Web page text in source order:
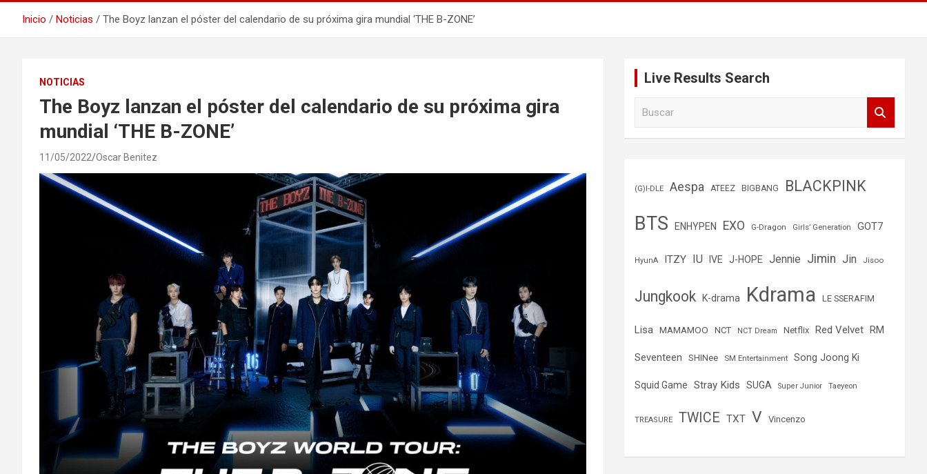
Inicio Noticias The Boyz lanzan el póster del calendario de su próxima gira mundial ‘THE B-ZONE’
NOTICIAS
The Boyz lanzan el póster del calendario de su próxima gira
mundial ‘THE B-ZONE’
11/05/2022 Oscar Benitez
Live Results Search
(G)I-DLE Aespa ATEEZ BIGBANG BLACKPINK
BTS ENHYPEN EXO G-Dragon Girls’ Generation GOT7
HyunA ITZY IU IVE J-HOPE Jennie Jimin Jin Jisoo
Jungkook K-drama Kdrama LE SSERAFIM
Lisa MAMAMOO NCT NCT Dream Netflix Red Velvet RM
Seventeen SHINee SM Entertainment Song Joong Ki
Squid Game Stray Kids SUGA Super Junior Taeyeon
TREASURE TWICE TXT V Vincenzo